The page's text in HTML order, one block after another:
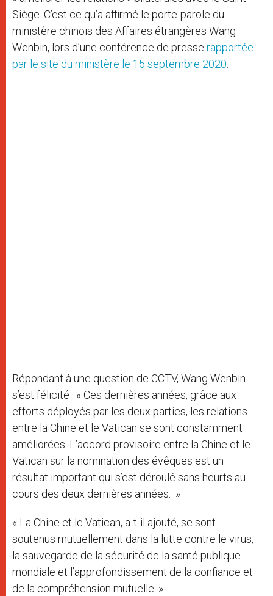
Siège. C’est ce qu’a affirmé le porte-parole du
ministère chinois des Affaires étrangères Wang
Wenbin, lors d’une conférence de presse rapportée
par le site du ministère le 15 septembre 2020.
Répondant à une question de CCTV, Wang Wenbin
s’est félicité : « Ces dernières années, grâce aux
efforts déployés par les deux parties, les relations
entre la Chine et le Vatican se sont constamment
améliorées. L’accord provisoire entre la Chine et le
Vatican sur la nomination des évêques est un
résultat important qui s’est déroulé sans heurts au
cours des deux dernières années. »
« La Chine et le Vatican, a-t-il ajouté, se sont
soutenus mutuellement dans la lutte contre le virus,
la sauvegarde de la sécurité de la santé publique
mondiale et l’approfondissement de la confiance et
de la compréhension mutuelle. »